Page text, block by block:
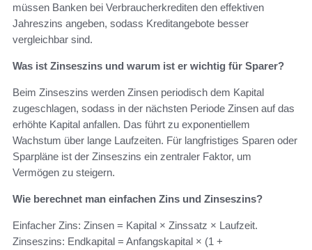
müssen Banken bei Verbraucherkrediten den effektiven
Jahreszins angeben, sodass Kreditangebote besser
vergleichbar sind.
Was ist Zinseszins und warum ist er wichtig für Sparer?
Beim Zinseszins werden Zinsen periodisch dem Kapital
zugeschlagen, sodass in der nächsten Periode Zinsen auf das
erhöhte Kapital anfallen. Das führt zu exponentiellem
Wachstum über lange Laufzeiten. Für langfristiges Sparen oder
Sparpläne ist der Zinseszins ein zentraler Faktor, um
Vermögen zu steigern.
Wie berechnet man einfachen Zins und Zinseszins?
Einfacher Zins: Zinsen = Kapital × Zinssatz × Laufzeit.
Zinseszins: Endkapital = Anfangskapital × (1 +